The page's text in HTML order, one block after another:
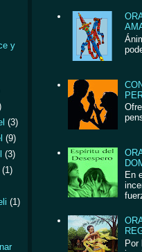
En
Por
y
(3)
(9)
(3)
(1)
(1)